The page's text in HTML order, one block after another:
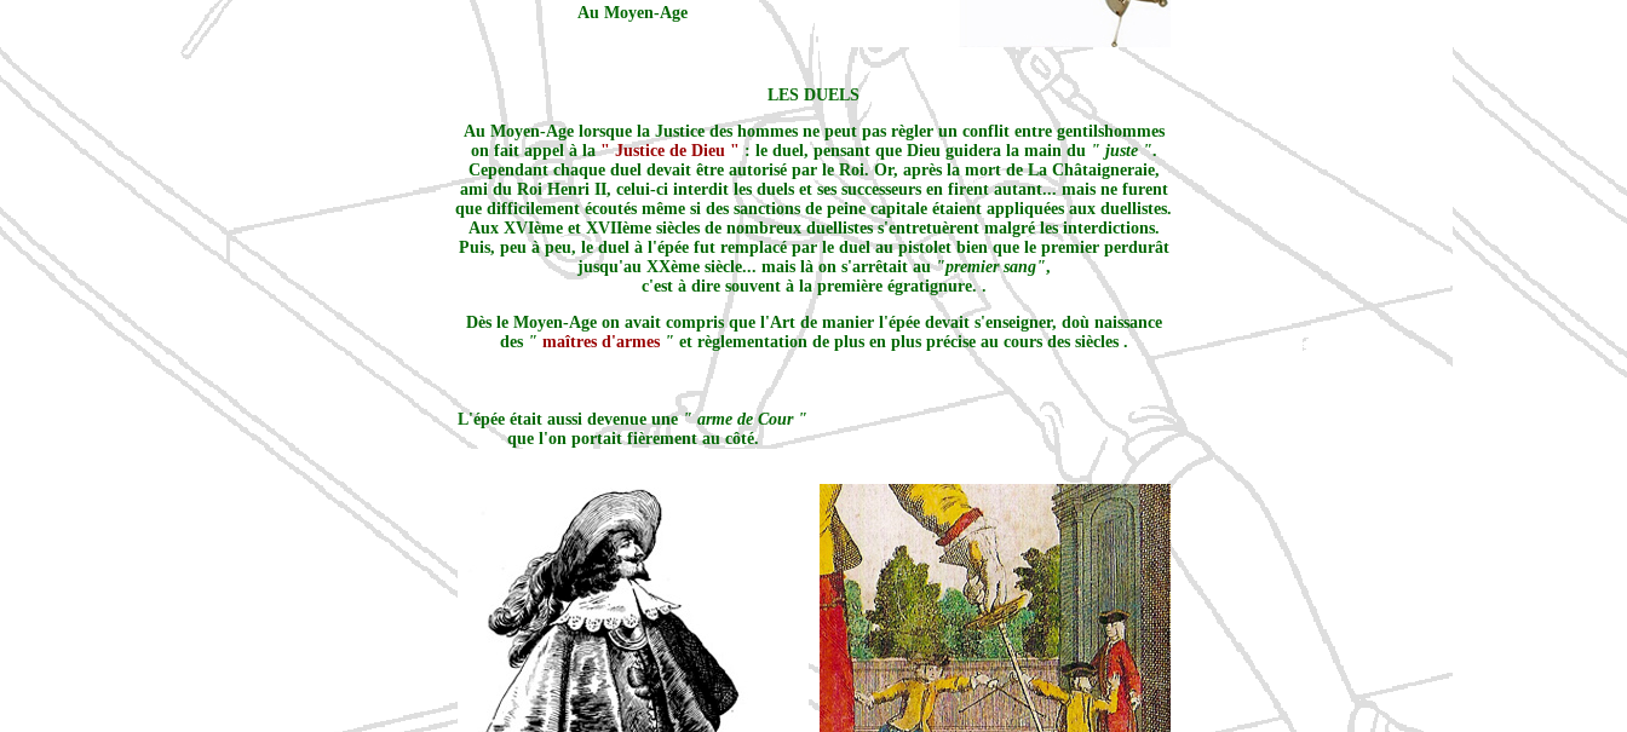
Au Moyen-Age
LES DUELS
Au Moyen-Age lorsque la Justice des hommes ne peut pas règler un conflit entre gentilshommes
on fait appel à la" Justice de Dieu " : le duel, pensant que Dieu guidera la main du " juste ".
Cependant chaque duel devait être autorisé par le Roi. Or, après la mort de La Châtaigneraie,
ami du Roi Henri II, celui-ci interdit les duels et ses successeurs en firent autant... mais ne furent
que difficilement écoutés même si des sanctions de peine capitale étaient appliquées aux duellistes.
Aux XVIème et XVIIème siècles de nombreux duellistes s'entretuèrent malgré les interdictions.
Puis, peu à peu, le duel à l'épée fut remplacé par le duel au pistolet bien que le premier perdurât
jusqu'au XXème siècle... mais là on s'arrêtait au"premier sang",
c'est à dire souvent à la première égratignure. .
Dès le Moyen-Age on avait compris que l'Art de manier l'épée devait s'enseigner, doù naissance
des " maîtres d'armes" et règlementation de plus en plus précise au cours des siècles .
L'épée était aussi devenue une" arme de Cour "
que l'on portait fièrement au côté.